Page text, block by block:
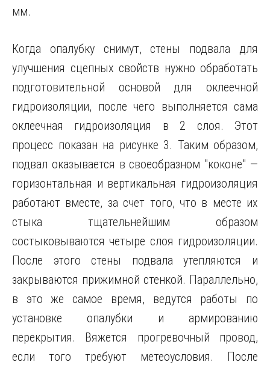
мм.
Когда опалубку снимут, стены подвала для
улучшения сцепных свойств нужно обработать
подготовительной основой для оклеечной
гидроизоляции, после чего выполняется сама
оклеечная гидроизоляция в 2 слоя. Этот
процесс показан на рисунке 3. Таким образом,
подвал оказывается в своеобразном "коконе" —
горизонтальная и вертикальная гидроизоляция
работают вместе, за счет того, что в месте их
стыка тщательнейшим образом
состыковываются четыре слоя гидроизоляции.
После этого стены подвала утепляются и
закрываются прижимной стенкой. Параллельно,
в это же самое время, ведутся работы по
установке опалубки и армированию
перекрытия. Вяжется прогревочный провод,
если того требуют метеоусловия. После